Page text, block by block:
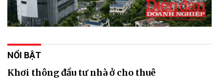
NỔI BẬT
Khơi thông đầu tư nhà ở cho thuê